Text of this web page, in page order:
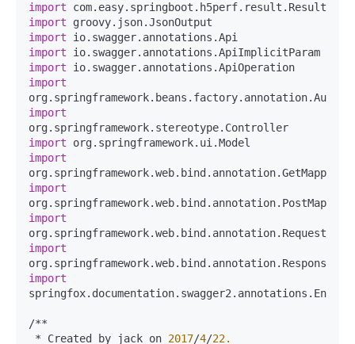
import
import
import
import
import
import
import
import
import
import
import
import
import
/**
* Created by jack on 2017/4/22.